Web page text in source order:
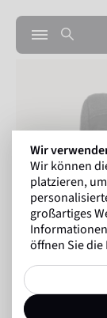
Wir
Wir können
platzieren,
großartiges
öffnen Sie